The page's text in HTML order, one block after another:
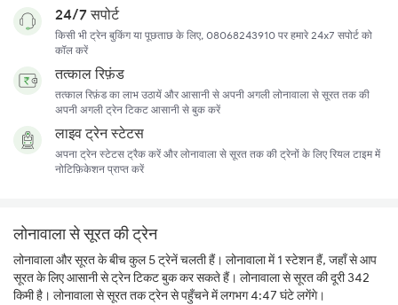
24/7 सपोर्ट
किसी भी ट्रेन बुकिंग या पूछताछ के लिए, 08068243910 पर हमारे 24x7 सपोर्ट को
कॉल करें
तत्काल रिफ़ंड
तत्काल रिफ़ंड का लाभ उठायें और आसानी से अपनी अगली लोनावाला से सूरत तक की
अपनी अगली ट्रेन टिकट आसानी से बुक करें
लाइव ट्रेन स्टेटस
अपना ट्रेन स्टेटस ट्रैक करें और लोनावाला से सूरत तक की ट्रेनों के लिए रियल टाइम में
नोटिफ़िकेशन प्राप्त करें
लोनावाला से सूरत की ट्रेन
लोनावाला और सूरत के बीच कुल 5 ट्रेनें चलती हैं। लोनावाला में 1 स्टेशन हैं, जहाँ से आप
सूरत के लिए आसानी से ट्रेन टिकट बुक कर सकते हैं। लोनावाला से सूरत की दूरी 342
किमी है। लोनावाला से सूरत तक ट्रेन से पहुँचने में लगभग 4:47 घंटे लगेंगे।